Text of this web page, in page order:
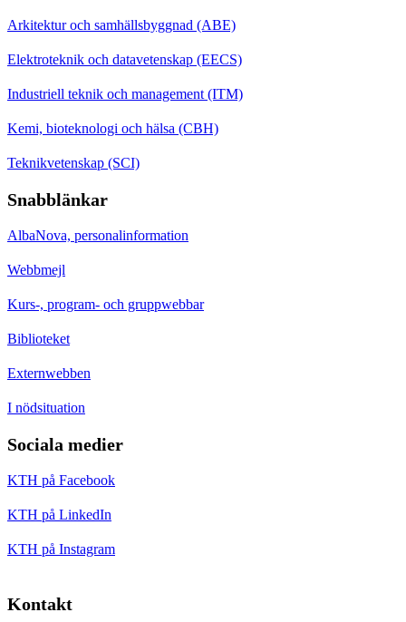
Arkitektur och samhällsbyggnad (ABE)
Elektroteknik och datavetenskap (EECS)
Industriell teknik och management (ITM)
Kemi, bioteknologi och hälsa (CBH)
Teknikvetenskap (SCI)
Snabblänkar
AlbaNova, personalinformation
Webbmejl
Kurs-, program- och gruppwebbar
Biblioteket
Externwebben
I nödsituation
Sociala medier
KTH på Facebook
KTH på LinkedIn
KTH på Instagram
Kontakt